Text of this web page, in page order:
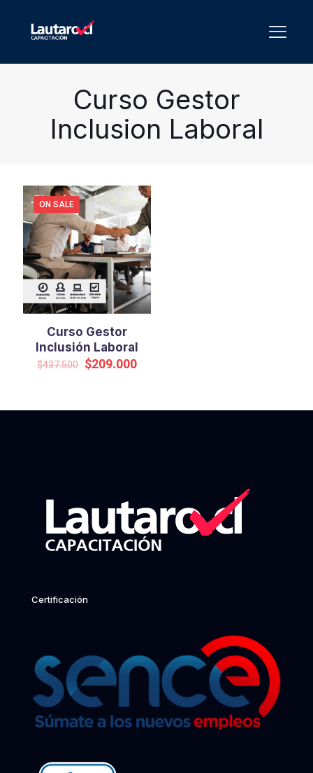
Curso Gestor
Inclusion Laboral
ON SALE
Curso Gestor
Inclusión Laboral
$437.500 Original
$209.000Current
Certificación